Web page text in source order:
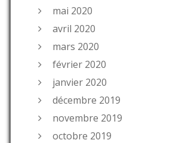
mai 2020
avril 2020
mars 2020
février 2020
janvier 2020
décembre 2019
novembre 2019
octobre 2019